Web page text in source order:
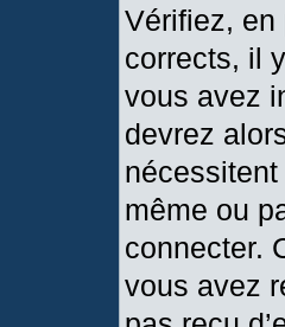
Vérifiez, en
corrects, il
vous avez
devrez
même ou
connecter.
vous avez